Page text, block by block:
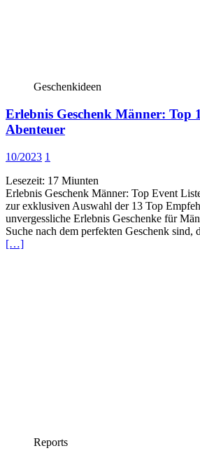
Geschenkideen
Erlebnis Geschenk Männer: Top
Abenteuer
10/2023 1
Lesezeit: 17 Miunten
Erlebnis Geschenk Männer: Top Event
zur exklusiven Auswahl der 13 Top
unvergessliche Erlebnis Geschenke für
Suche nach dem perfekten Geschenk sind,
[…]
Reports